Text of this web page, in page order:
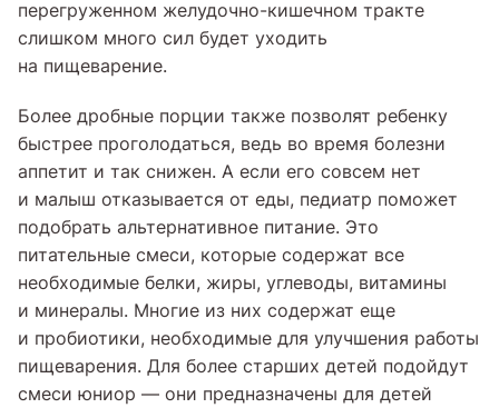
перегруженном желудочно-кишечном тракте
слишком много сил будет уходить
на пищеварение.
Более дробные порции также позволят ребенку
быстрее проголодаться, ведь во время болезни
аппетит и так снижен. А если его совсем нет
и малыш отказывается от еды, педиатр поможет
подобрать альтернативное питание. Это
питательные смеси, которые содержат все
необходимые белки, жиры, углеводы, витамины
и минералы. Многие из них содержат еще
и пробиотики, необходимые для улучшения работы
пищеварения. Для более старших детей подойдут
смеси юниор — они предназначены для детей